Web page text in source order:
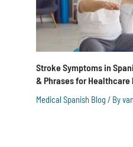
Stroke Symptoms in
& Phrases for Healthcare
Medical Spanish Blog / By